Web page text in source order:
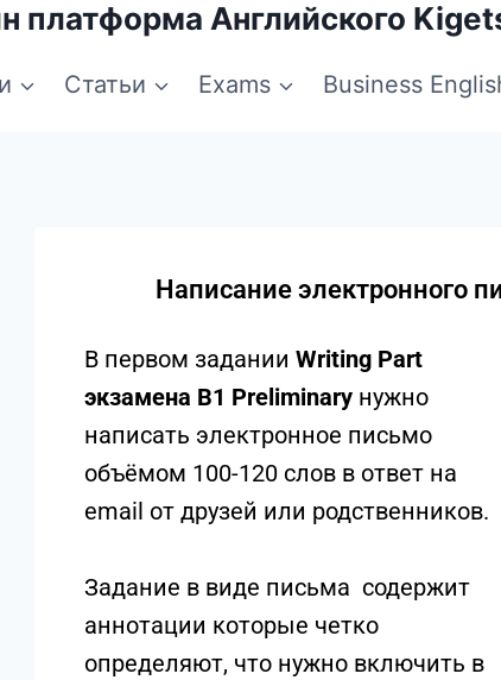
платформа Английского
Статьи Exams Business
Написание электронного
В первом задании Writing Part
экзамена B1 Preliminary нужно
написать электронное письмо
объёмом 100-120 слов в ответ на
email от друзей или родственников.
Задание в виде письма содержит
аннотации которые четко
определяют, что нужно включить в